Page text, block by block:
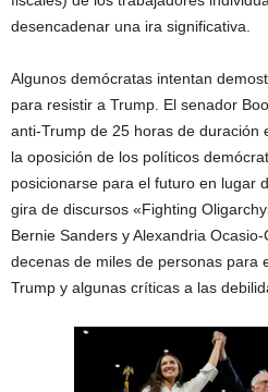
desencadenar una ira significativa.
Algunos demócratas intentan
para resistir a Trump. El senador
anti-Trump de 25 horas de duración
la oposición de los políticos
posicionarse para el futuro en lugar
gira de discursos «Fighting
Bernie Sanders y Alexandria
decenas de miles de personas para
Trump y algunas críticas a las